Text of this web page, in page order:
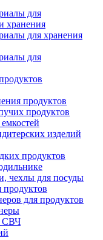
для
хранения
для хранения
для
продуктов
продуктов
изделий
продуктов
чехлы для посуды
для продуктов
СВЧ